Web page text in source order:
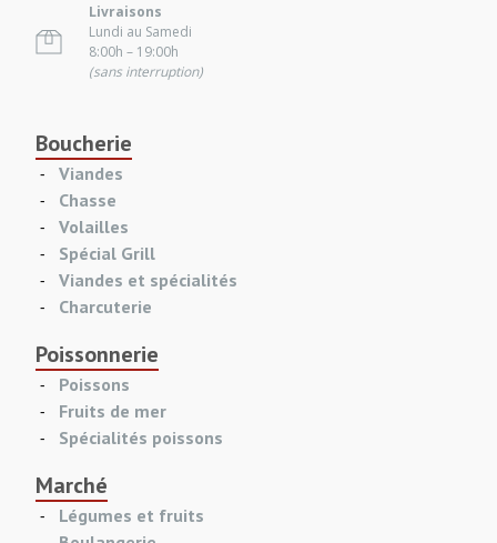
Livraisons
Lundi au Samedi
8:00h – 19:00h
(sans interruption)
Boucherie
Viandes
Chasse
Volailles
Spécial Grill
Viandes et spécialités
Charcuterie
Poissonnerie
Poissons
Fruits de mer
Spécialités poissons
Marché
Légumes et fruits